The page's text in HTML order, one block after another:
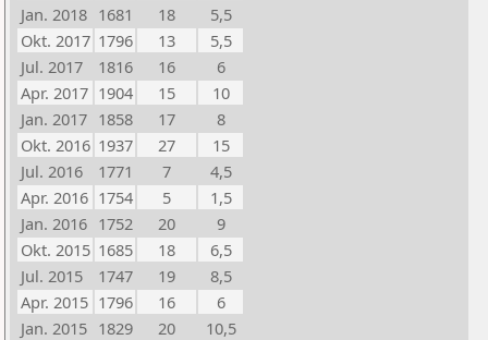
Jan. 2018 1681 18
5,5
Okt. 2017 1796 13
5,5
Jul. 2017
1816 16
6
Apr. 2017 1904 15
10
Jan. 2017 1858 17
8
Okt. 2016 1937 27
15
Jul. 2016
1771 7
4,5
Apr. 2016 1754 5
1,5
Jan. 2016 1752 20
9
Okt. 2015 1685 18
6,5
Jul. 2015
1747 19
8,5
Apr. 2015 1796 16
6
Jan. 2015 1829 20
10,5